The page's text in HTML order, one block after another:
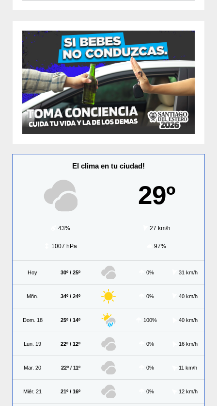
El clima en tu ciudad!
29º
43% 27 km/h
1007 hPa 97%
Hoy 30º / 25º 0% 31 km/h
Mñn. 34º / 24º 0% 40 km/h
Dom. 18 25º / 14º 100% 40 km/h
Lun. 19 22º / 12º 0% 16 km/h
Mar. 20 22º / 11º 0% 11 km/h
Miér. 21 21º / 16º 0% 12 km/h